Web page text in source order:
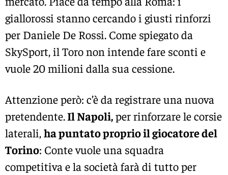
giallorossi stanno cercando i giusti rinforzi
per Daniele De Rossi. Come spiegato da
SkySport, il Toro non intende fare sconti e
vuole 20 milioni dalla sua cessione.
Attenzione però: c’è da registrare una nuova
pretendente.Il Napoli,per rinforzare le corsie
laterali,ha puntato proprio il giocatore del
Torino: Conte vuole una squadra
competitiva e la società farà di tutto per